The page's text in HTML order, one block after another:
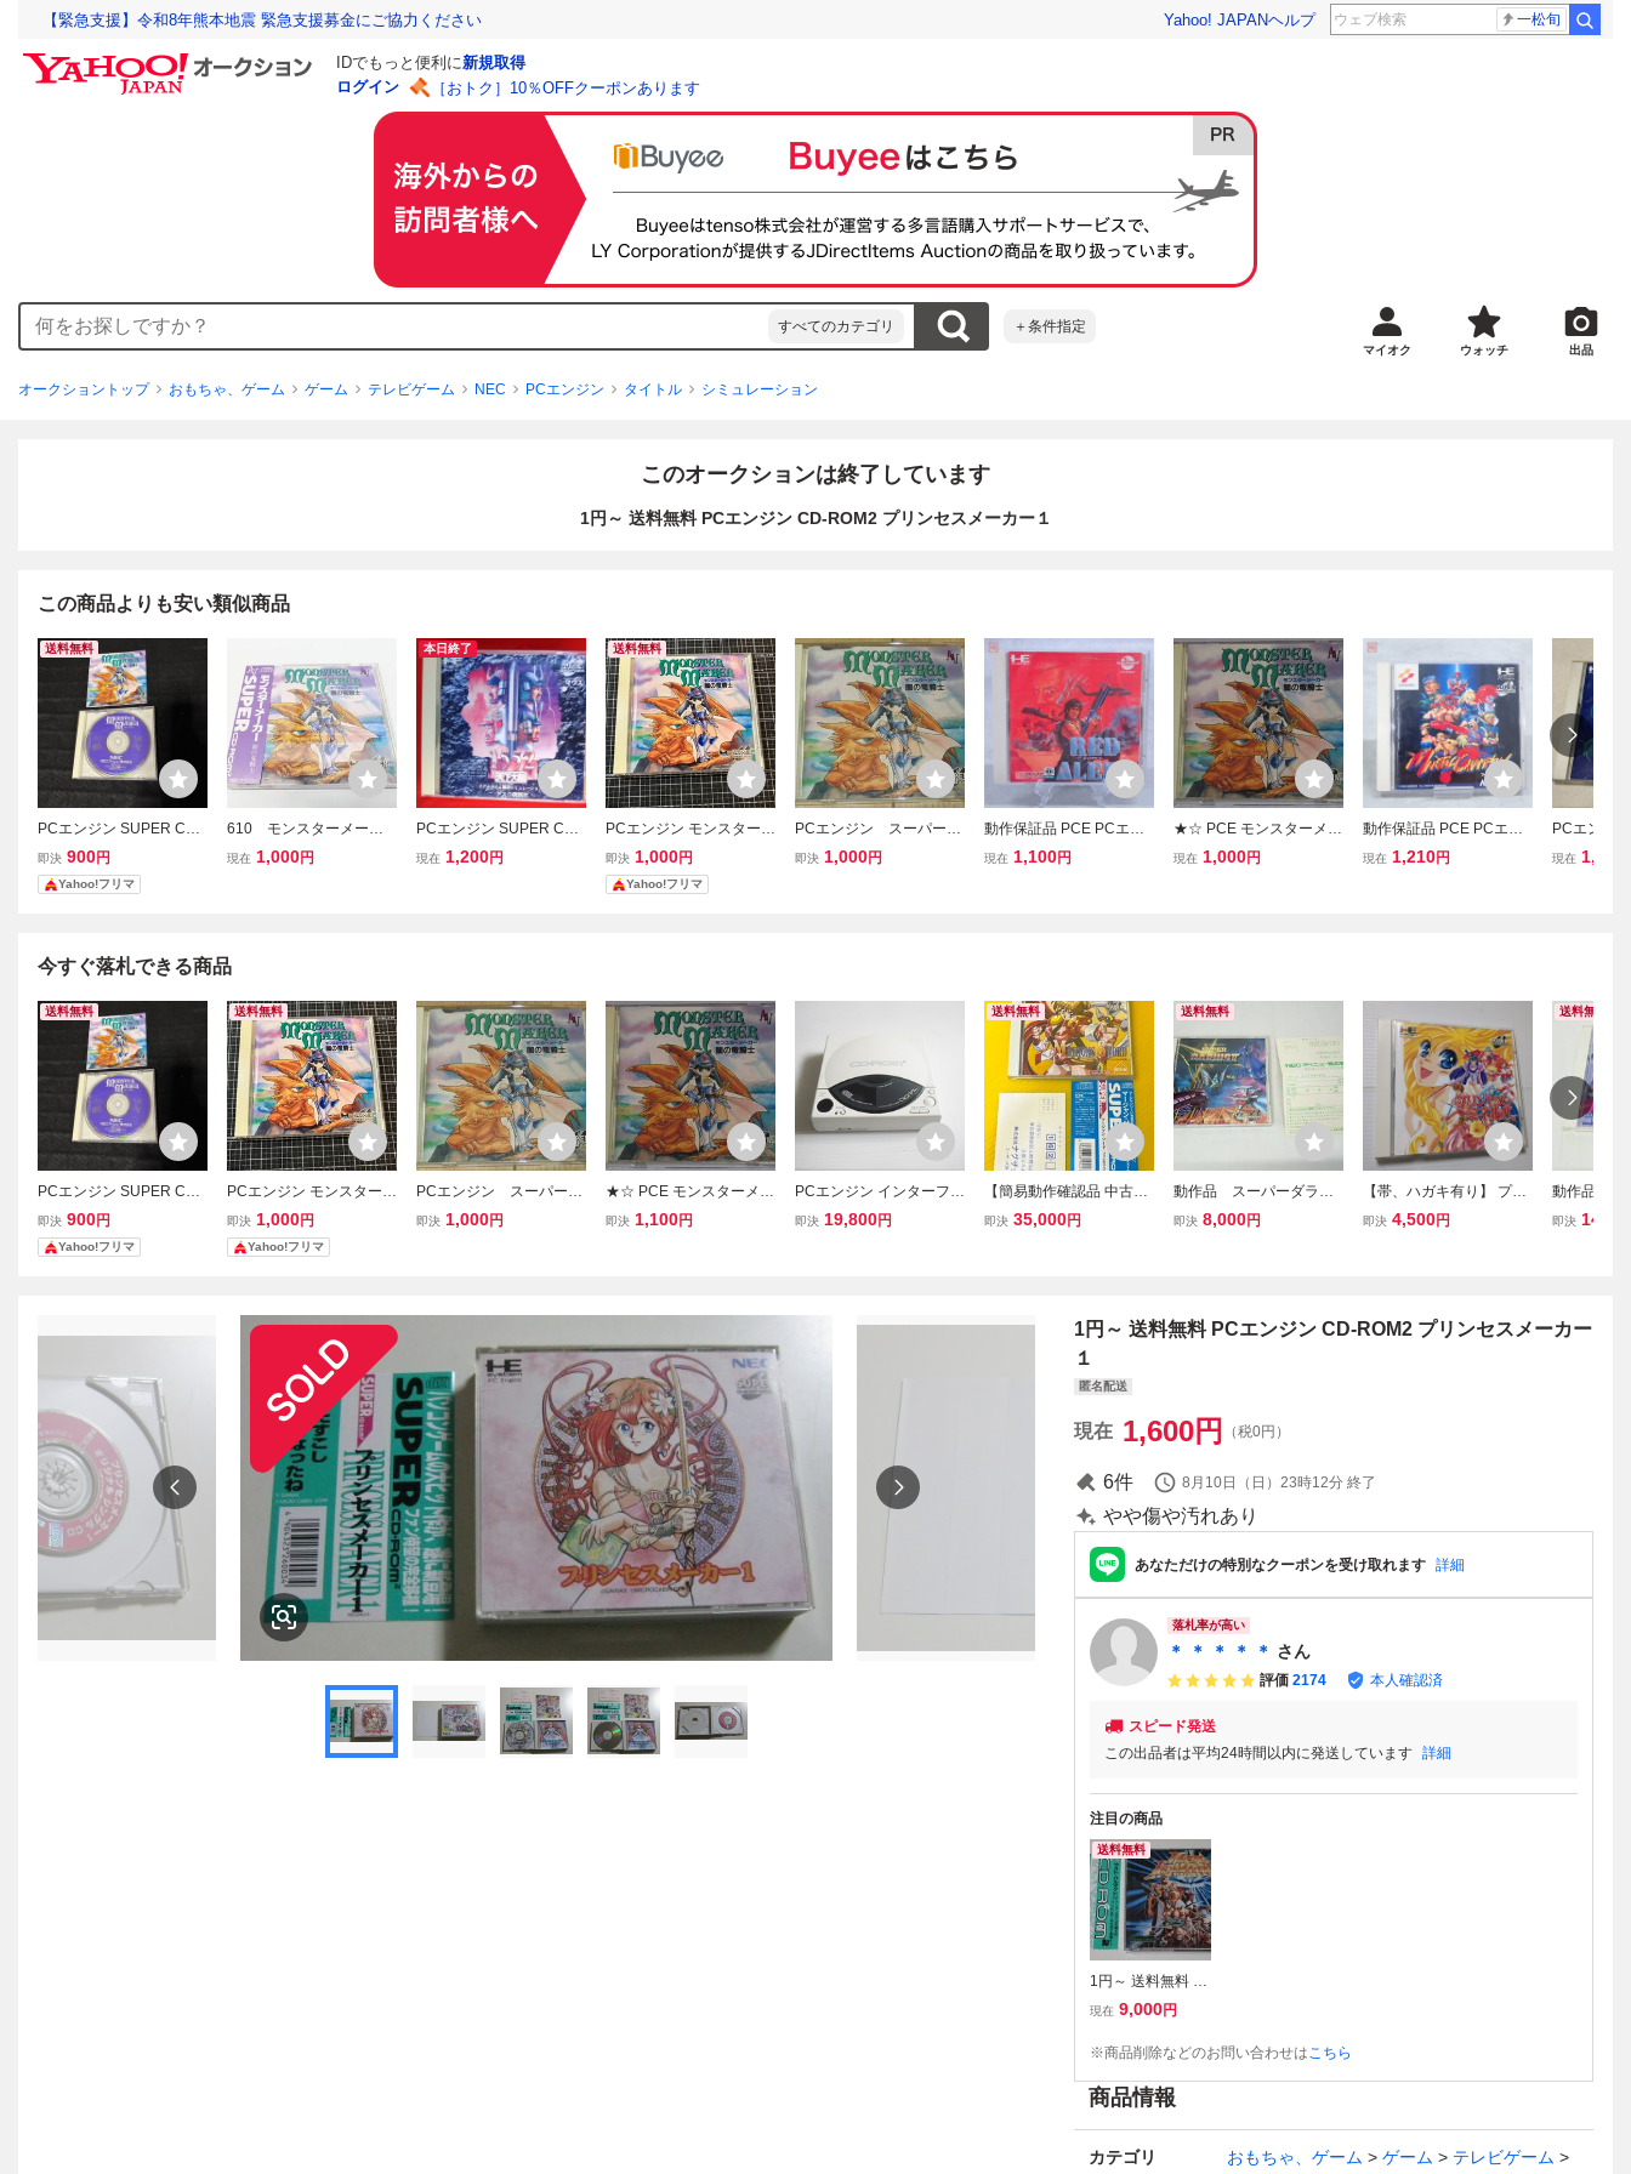
【緊急支援】令和8年熊本地震 緊急支援募金にご協力ください Yahoo! JAPANヘルプ 一松旬
IDでもっと便利に新規取得
ログイン
［おトク］10％OFFクーポンあります
すべてのカテゴリ ＋条件指定
マイオク ウォッチ 出品
オークショントップ おもちゃ、ゲーム ゲーム テレビゲーム NEC PCエンジン タイトル シミュレーション
このオークションは終了しています
1円～ 送料無料 PCエンジン CD-ROM2 プリンセスメーカー１
この商品よりも安い類似商品
送料無料
PCエンジン SUPER CD-
ROM2 モンスターメーカ
ー 闇の竜騎士
即決 900円
Yahoo!フリマ
610 モンスターメーカ
ー 闇の竜騎士 NAPR-10
現在 1,000円
本日終了
PCエンジン SUPER CD-
ROM2 1552 天下大乱
現在 1,200円
送料無料
PCエンジン モンスターメ
ーカー 闇の竜騎士 PCE C
D-ROM2
即決 1,000円
Yahoo!フリマ
PCエンジン スーパーC
D-ROM2 モンスターメ
即決 1,000円
動作保証品 PCE PCエン
ジン CD-ROM2 レッドア
現在 1,100円
★☆ PCE モンスターメー
カー 闇の竜騎士 PCエン
現在 1,000円
動作保証品 PCE PCエン
ジン SUPER CD-ROM2
現在 1,210円
PCエンジ
る星やつら
現在 1,400
今すぐ落札できる商品
送料無料
PCエンジン SUPER CD-
ROM2 モンスターメーカ
ー 闇の竜騎士
即決 900円
Yahoo!フリマ
送料無料
PCエンジン モンスターメ
ーカー 闇の竜騎士 PCE C
D-ROM2
即決 1,000円
Yahoo!フリマ
PCエンジン スーパーC
D-ROM2 モンスターメ
即決 1,000円
★☆ PCE モンスターメー
カー 闇の竜騎士 PCエン
即決 1,100円
PCエンジン インターフェ
イス CD ROM2 ギア交換
即決 19,800円
送料無料
【簡易動作確認品 中古品
経年保管品】PCエンジン
即決 35,000円
送料無料
動作品 スーパーダライ
アスII Super DariusII はが
即決 8,000円
【帯、ハガキ有り】 プリ
ンセス ミネルバ PCエン
即決 4,500円
送料無料
動作品 テ
グ スーパ
即決
1円～ 送料無料 PCエンジン CD-ROM2 プリンセスメーカー
１
匿名配送
現在 1,600円 （税0円）
6件 8月10日（日）23時12分 終了
やや傷や汚れあり
あなただけの特別なクーポンを受け取れます 詳細
落札率が高い
＊ ＊ ＊ ＊ ＊ さん
評価 2174 本人確認済
スピード発送
この出品者は平均24時間以内に発送しています 詳細
注目の商品
送料無料
1円～ 送料無料 P
Cエンジン CD-RO
ゲドン
現在 9,000円
※商品削除などのお問い合わせはこちら
商品情報
カテゴリ おもちゃ、ゲーム ゲーム
テレビゲーム